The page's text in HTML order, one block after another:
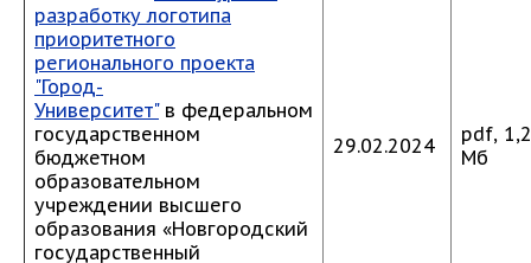
разработку логотипа
приоритетного
регионального проекта
"Город-
Университет"в федеральном
государственном
бюджетном
образовательном
учреждении высшего
образования «Новгородский
государственный
29.02.2024
pdf, 1,2
Мб